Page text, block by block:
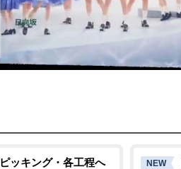
ッキング・各工程へ
NEW